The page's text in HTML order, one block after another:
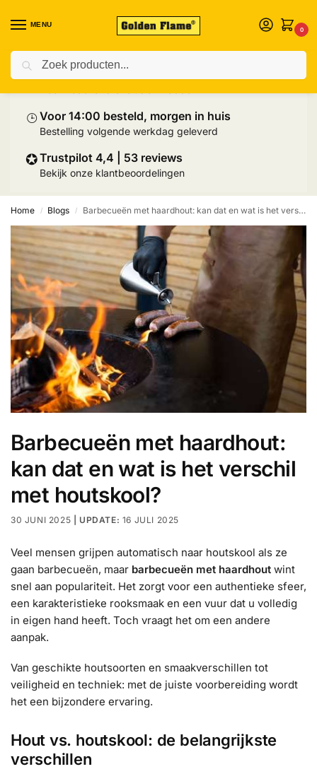
MENU
0
⛟Prijs inclusief palletlevering
⌚︎ Voor 14:00 besteld, morgen in huis
Bestelling volgende werkdag geleverd
✪Trustpilot 4,4 | 53 reviews
Bekijk onze klantbeoordelingen
Home / Blogs / Barbecueën met haardhout: kan dat en wat is het verschil met houtskool?
Barbecueën met haardhout:
kan dat en wat is het verschil
met houtskool?
30 JUNI 2025 16 JULI 2025
Veel mensen grijpen automatisch naar houtskool als ze
gaan barbecueën, maar barbecueën met haardhout wint
snel aan populariteit. Het zorgt voor een authentieke sfeer,
een karakteristieke rooksmaak en een vuur dat u volledig
in eigen hand heeft. Toch vraagt het om een andere
aanpak.
Van geschikte houtsoorten en smaakverschillen tot
veiligheid en techniek: met de juiste voorbereiding wordt
het een bijzondere ervaring.
Hout vs. houtskool: de belangrijkste
verschillen